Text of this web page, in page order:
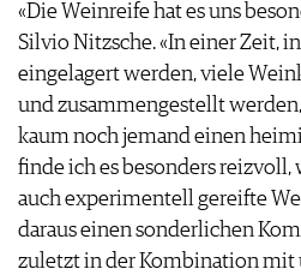
«Die Weinreife hat es uns
Silvio Nitzsche. «In einer Zeit,
eingelagert werden, viele
und zusammengestellt
kaum noch jemand einen
finde ich es besonders
auch experimentell gereifte
daraus einen sonderlichen
zuletzt in der Kombination mit